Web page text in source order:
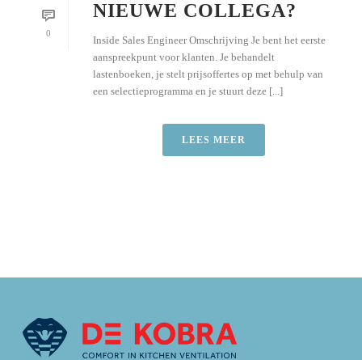
0
NIEUWE COLLEGA?
Inside Sales Engineer Omschrijving Je bent het eerste
aanspreekpunt voor klanten. Je behandelt
lastenboeken, je stelt prijsoffertes op met behulp van
een selectieprogramma en je stuurt deze [...]
LEES MEER